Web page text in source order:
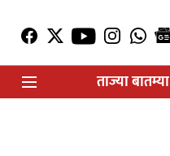
ताज्या बातम्या